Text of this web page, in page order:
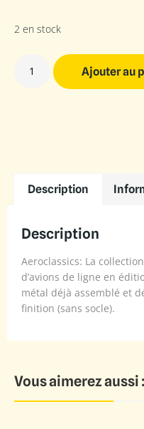
2 en stock
Ajouter au
Description
Description
Aeroclassics: La
d’avions de ligne en
métal déjà assemblé et
finition (sans socle).
Vous aimerez aussi :